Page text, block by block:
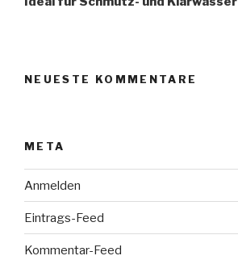
NEUESTE KOMMENTARE
META
Anmelden
Eintrags-Feed
Kommentar-Feed